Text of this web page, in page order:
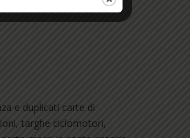
e duplicati carte di
targhe ciclomotori,